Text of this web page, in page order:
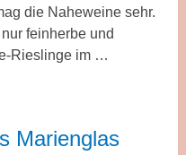
die Naheweine sehr.
feinherbe und
Rieslinge im …
Marienglas